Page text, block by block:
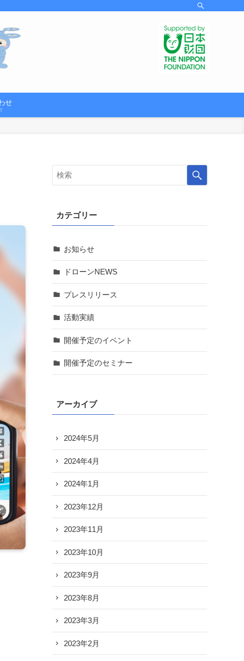
せ
カテゴリー
お知らせ
ドローンNEWS
プレスリリース
活動実績
開催予定のイベント
開催予定のセミナー
アーカイブ
2024年5月
2024年4月
2024年1月
2023年12月
2023年11月
2023年10月
2023年9月
2023年8月
2023年3月
2023年2月